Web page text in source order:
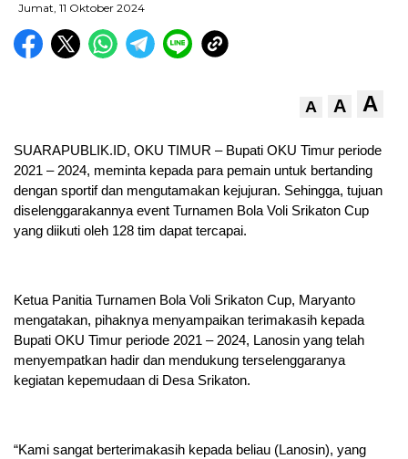
Jumat, 11 Oktober 2024
A A A
SUARAPUBLIK.ID, OKU TIMUR – Bupati OKU Timur periode
2021 – 2024, meminta kepada para pemain untuk bertanding
dengan sportif dan mengutamakan kejujuran. Sehingga, tujuan
diselenggarakannya event Turnamen Bola Voli Srikaton Cup
yang diikuti oleh 128 tim dapat tercapai.
Ketua Panitia Turnamen Bola Voli Srikaton Cup, Maryanto
mengatakan, pihaknya menyampaikan terimakasih kepada
Bupati OKU Timur periode 2021 – 2024, Lanosin yang telah
menyempatkan hadir dan mendukung terselenggaranya
kegiatan kepemudaan di Desa Srikaton.
“Kami sangat berterimakasih kepada beliau (Lanosin), yang